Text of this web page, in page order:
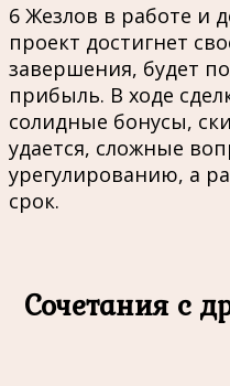
6 Жезлов в работе и
проект достигнет
завершения, будет
прибыль. В ходе
солидные бонусы,
удается, сложные
урегулированию, а
срок.
Сочетания с